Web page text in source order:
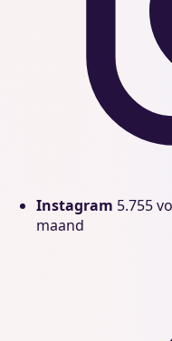
Instagram 5.755
maand